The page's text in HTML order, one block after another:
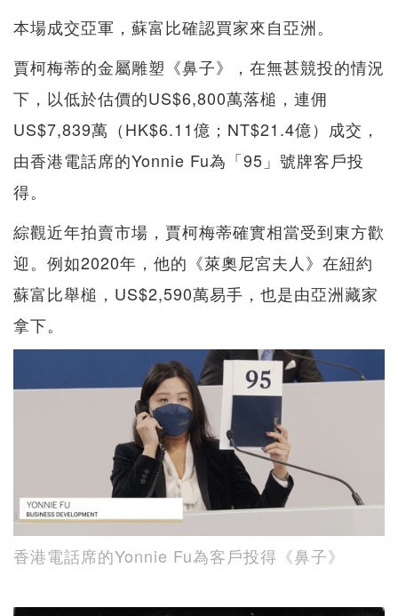
本場成交亞軍，蘇富比確認買家來自亞洲。
賈柯梅蒂的金屬雕塑《鼻子》，在無甚競投的情況
下，以低於估價的US$6,800萬落槌，連佣
US$7,839萬（HK$6.11億；NT$21.4億）成交，
由香港電話席的Yonnie Fu為「95」號牌客戶投
得。
綜觀近年拍賣市場，賈柯梅蒂確實相當受到東方歡
迎。例如2020年，他的《萊奧尼宮夫人》在紐約
蘇富比舉槌，US$2,590萬易手，也是由亞洲藏家
拿下。
香港電話席的Yonnie Fu為客戶投得《鼻子》